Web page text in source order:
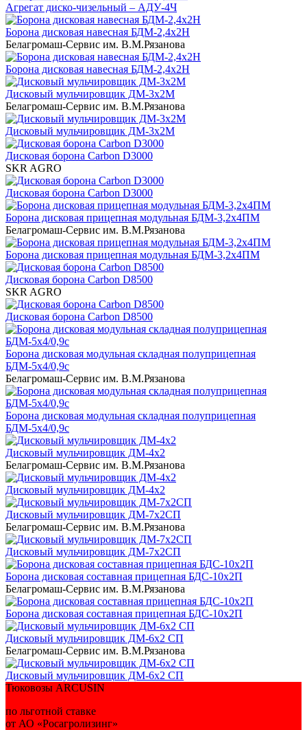
Агрегат диско-чизельный – АДУ-4Ч
Борона дисковая навесная БДМ-2,4х2H
Белагромаш-Сервис им. В.М.Рязанова
Борона дисковая навесная БДМ-2,4х2H
Дисковый мульчировщик ДМ-3х2М
Белагромаш-Сервис им. В.М.Рязанова
Дисковый мульчировщик ДМ-3х2М
Дисковая борона Carbon D3000
SKR AGRO
Дисковая борона Carbon D3000
Борона дисковая прицепная модульная БДМ-3,2х4ПМ
Белагромаш-Сервис им. В.М.Рязанова
Борона дисковая прицепная модульная БДМ-3,2х4ПМ
Дисковая борона Carbon D8500
SKR AGRO
Дисковая борона Carbon D8500
Борона дисковая модульная складная полуприцепная
БДМ-5х4/0,9с
Белагромаш-Сервис им. В.М.Рязанова
Борона дисковая модульная складная полуприцепная
БДМ-5х4/0,9с
Дисковый мульчировщик ДМ-4х2
Белагромаш-Сервис им. В.М.Рязанова
Дисковый мульчировщик ДМ-4х2
Дисковый мульчировщик ДМ-7х2СП
Белагромаш-Сервис им. В.М.Рязанова
Дисковый мульчировщик ДМ-7х2СП
Борона дисковая составная прицепная БДС-10х2П
Белагромаш-Сервис им. В.М.Рязанова
Борона дисковая составная прицепная БДС-10х2П
Дисковый мульчировщик ДМ-6х2 СП
Белагромаш-Сервис им. В.М.Рязанова
Дисковый мульчировщик ДМ-6х2 СП
Тюковозы ARCUSIN
по льготной ставке
от АО «Росагролизинг»